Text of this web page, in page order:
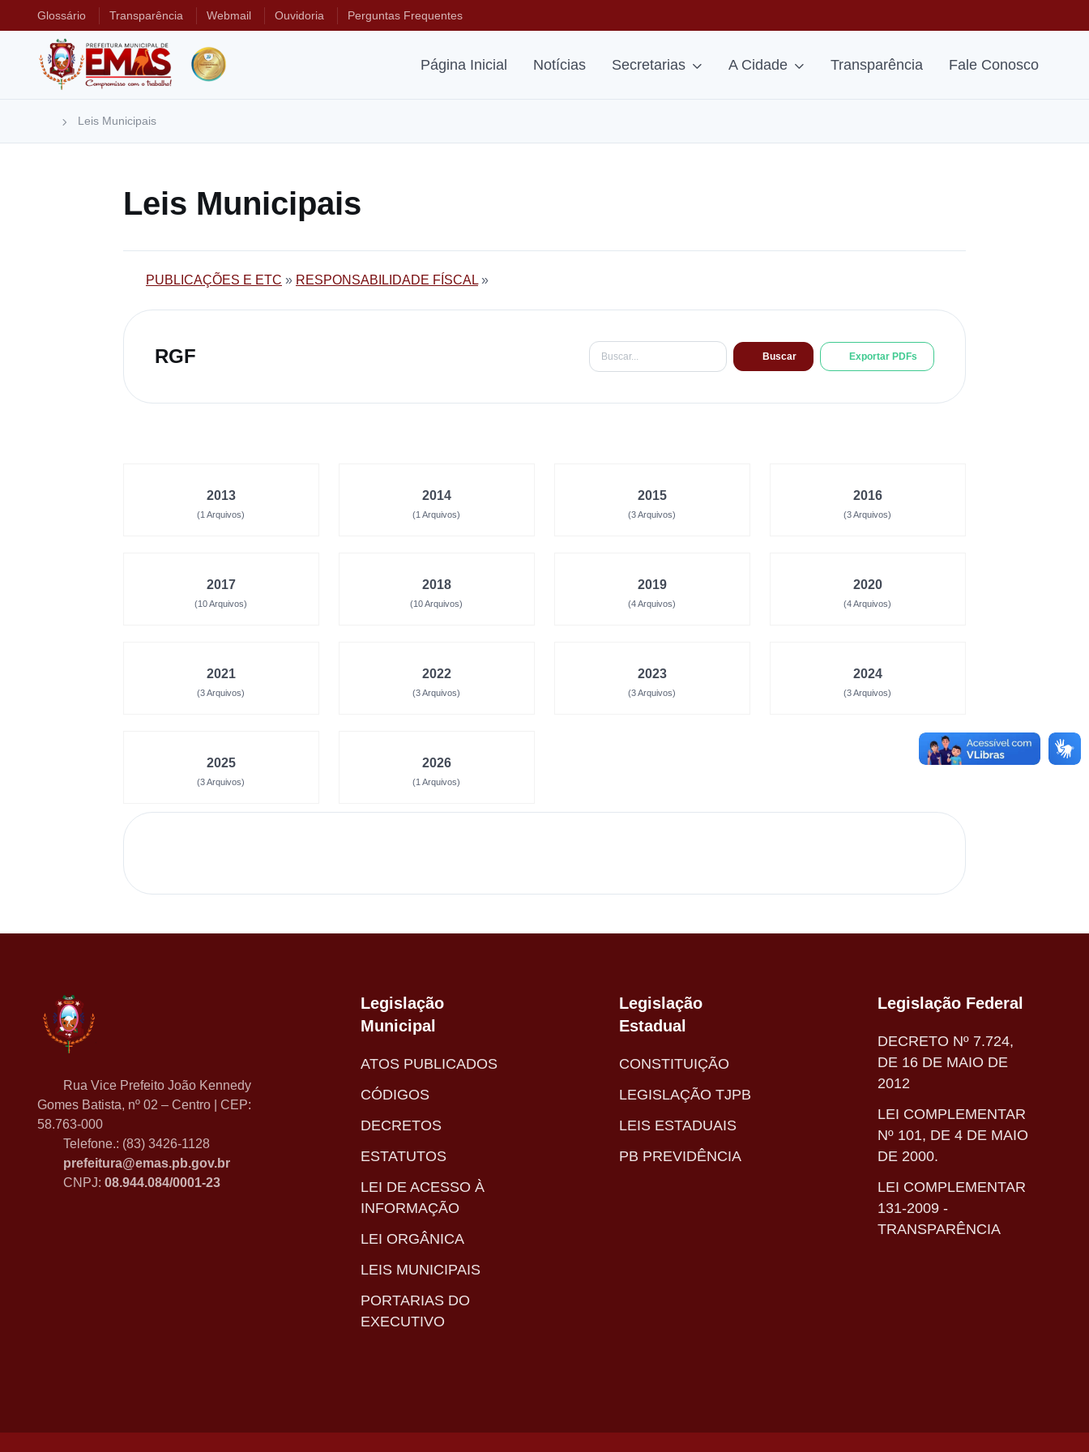
Glossário Transparência Webmail Ouvidoria Perguntas Frequentes
Página Inicial Notícias Secretarias A Cidade Transparência Fale Conosco
Leis Municipais
Leis Municipais
PUBLICAÇÕES E ETC » RESPONSABILIDADE FÍSCAL»
RGF Buscar Exportar PDFs
2013
(1 Arquivos)
2014
(1 Arquivos)
2015
(3 Arquivos)
2016
(3 Arquivos)
2017
(10 Arquivos)
2018
(10 Arquivos)
2019
(4 Arquivos)
2020
(4 Arquivos)
2021
(3 Arquivos)
2022
(3 Arquivos)
2023
(3 Arquivos)
2024
(3 Arquivos)
2025
(3 Arquivos)
2026
(1 Arquivos)
Rua Vice Prefeito João Kennedy
Gomes Batista, nº 02 – Centro | CEP:
58.763-000
Telefone.: (83) 3426-1128
prefeitura@emas.pb.gov.br
CNPJ: 08.944.084/0001-23
Legislação
Municipal
ATOS PUBLICADOS
CÓDIGOS
DECRETOS
ESTATUTOS
LEI DE ACESSO À
INFORMAÇÃO
LEI ORGÂNICA
LEIS MUNICIPAIS
PORTARIAS DO
EXECUTIVO
Legislação
Estadual
CONSTITUIÇÃO
LEGISLAÇÃO TJPB
LEIS ESTADUAIS
PB PREVIDÊNCIA
Legislação Federal
DECRETO Nº 7.724,
DE 16 DE MAIO DE
2012
LEI COMPLEMENTAR
Nº 101, DE 4 DE MAIO
DE 2000.
LEI COMPLEMENTAR
131-2009 -
TRANSPARÊNCIA